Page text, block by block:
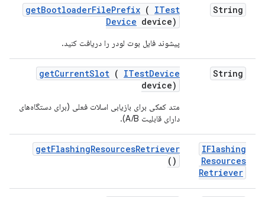
String
getBootloaderFilePrefix ( ITest
Device device)
پیشوند فایل بوت لودر را دریافت کنید.
String
getCurrentSlot ( ITestDevice
device)
متد کمکی برای بازیابی اسلات فعلی (برای دستگاه‌های
دارای قابلیت A/B).
IFlashing
Resources
Retriever
getFlashingResourcesRetriever
()